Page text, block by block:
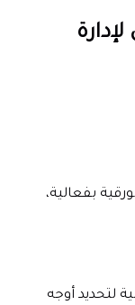
بفعالية،
لتحديد أوجه